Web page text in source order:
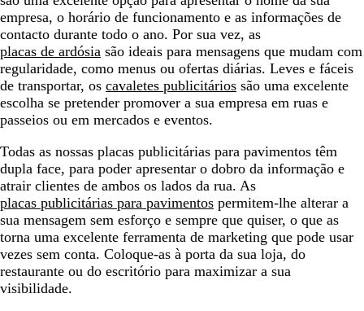
empresa, o horário de funcionamento e as informações de
contacto durante todo o ano. Por sua vez, as
placas de ardósia são ideais para mensagens que mudam com
regularidade, como menus ou ofertas diárias. Leves e fáceis
de transportar, os cavaletes publicitários são uma excelente
escolha se pretender promover a sua empresa em ruas e
passeios ou em mercados e eventos.
Todas as nossas placas publicitárias para pavimentos têm
dupla face, para poder apresentar o dobro da informação e
atrair clientes de ambos os lados da rua. As
placas publicitárias para pavimentos permitem-lhe alterar a
sua mensagem sem esforço e sempre que quiser, o que as
torna uma excelente ferramenta de marketing que pode usar
vezes sem conta. Coloque-as à porta da sua loja, do
restaurante ou do escritório para maximizar a sua
visibilidade.